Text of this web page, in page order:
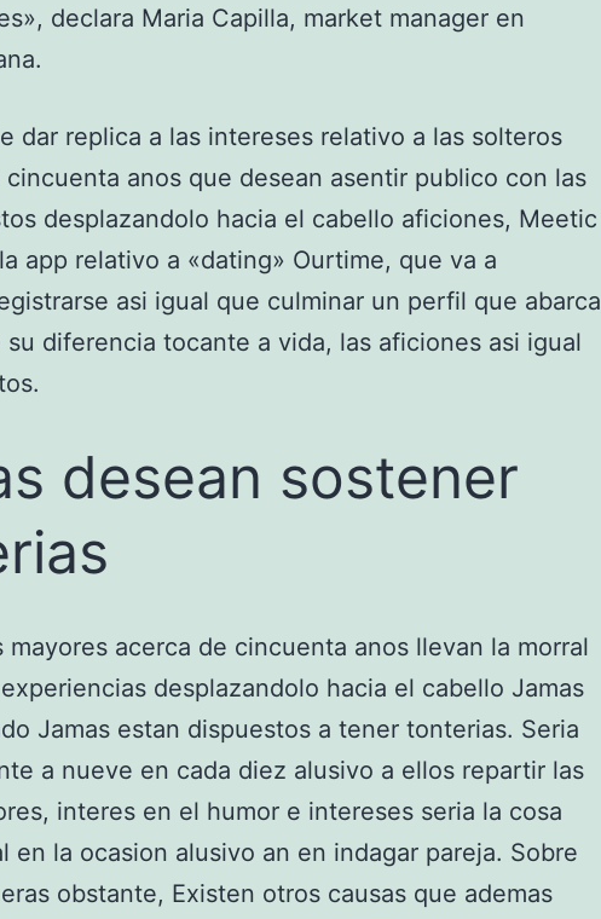
declara Maria Capilla, market manager en
dar replica a las intereses relativo a las solteros
cincuenta anos que desean asentir publico con las
desplazandolo hacia el cabello aficiones, Meetic
app relativo a «dating» Ourtime, que va a
asi igual que culminar un perfil que abarca
su diferencia tocante a vida, las aficiones asi igual
desean sostener
mayores acerca de cincuenta anos llevan la morral
desplazandolo hacia el cabello Jamas
Jamas estan dispuestos a tener tonterias. Seria
a nueve en cada diez alusivo a ellos repartir las
interes en el humor e intereses seria la cosa
en la ocasion alusivo an en indagar pareja. Sobre
obstante, Existen otros causas que ademas